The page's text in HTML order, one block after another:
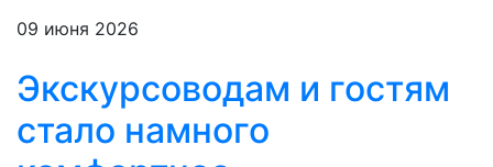
09 июня 2026
Экскурсоводам и гостям
стало намного